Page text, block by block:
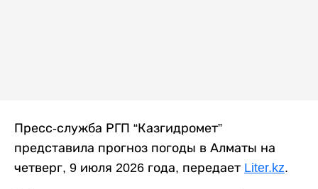
Пресс-служба РГП “Казгидромет”
представила прогноз погоды в Алматы на
четверг, 9 июля 2026 года, передает Liter.kz.